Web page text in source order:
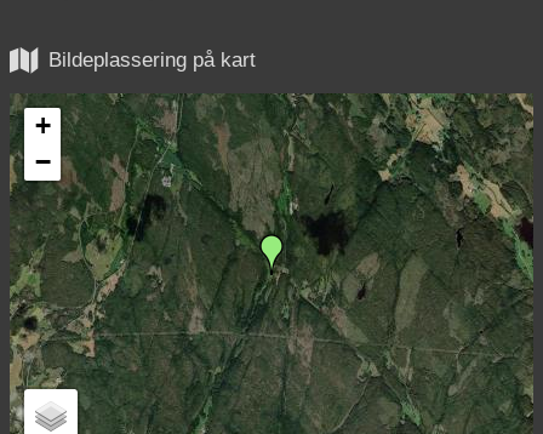
 Bildeplassering på kart
+
−